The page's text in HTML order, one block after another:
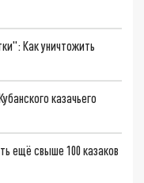
Как уничтожить
казачьего
ещё свыше 100 казаков